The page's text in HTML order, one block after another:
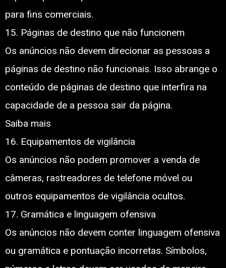
para fins comerciais.
15. Páginas de destino que não funcionem
Os anúncios não devem direcionar as pessoas a
páginas de destino não funcionais. Isso abrange o
conteúdo de páginas de destino que interfira na
capacidade de a pessoa sair da página.
Saiba mais
16. Equipamentos de vigilância
Os anúncios não podem promover a venda de
câmeras, rastreadores de telefone móvel ou
outros equipamentos de vigilância ocultos.
17. Gramática e linguagem ofensiva
Os anúncios não devem conter linguagem ofensiva
ou gramática e pontuação incorretas. Símbolos,